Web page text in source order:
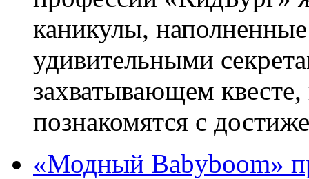
каникулы,
удивительными
захватывающем
познакомятся с
«Модный Babyboom»